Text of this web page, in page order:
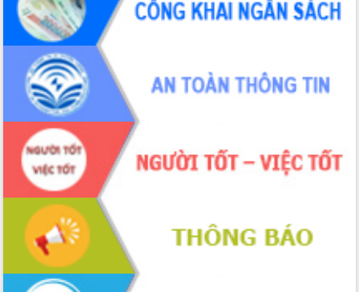
Tập huấn ứng dụng trí tuệ nhân tạo (AI)
trong thương mại điện tử năm 2026
Đoàn đại biểu Quốc hội tỉnh Đắk Lắk
trao đổi thông tin trước Kỳ họp thứ
nhất, Quốc hội khóa XVI
Quyết liệt cải cách hành chính, khơi
thông nguồn lực phát triển
Nâng cao hiệu lực, hiệu quả HĐND
tỉnh thông qua hiện đại hóa hành chính
Xã Ea Phê gắn cải cách hành chính với
chuyển đổi số
Phó Chủ tịch Thường trực UBND tỉnh
Hồ Thị Nguyên Thảo làm việc tại Trung
tâm Phục vụ hành chính công xã Ea
Phê
Xây dựng nền hành chính số đồng